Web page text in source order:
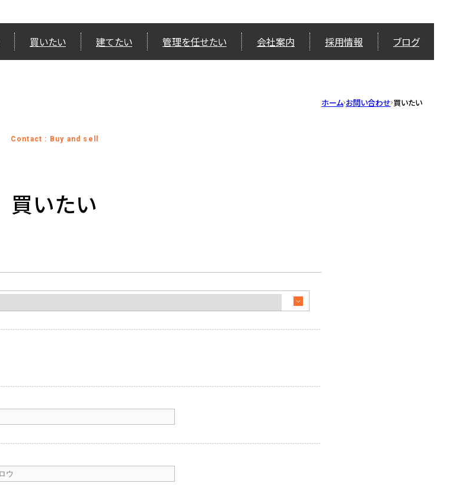
買いたい 建てたい 管理を任せたい 会社案内 採用情報 ブログ
ホーム お問い合わせ 買いたい
Contact : Buy and sell
買いたい